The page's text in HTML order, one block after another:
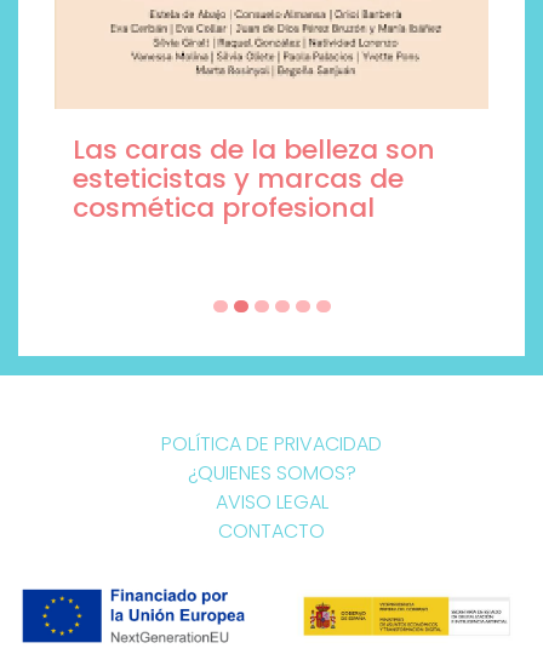
Las caras de la belleza son
esteticistas y marcas de
cosmética profesional
POLÍTICA DE PRIVACIDAD
¿QUIENES SOMOS?
AVISO LEGAL
CONTACTO